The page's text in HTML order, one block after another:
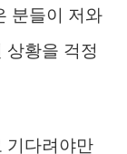
분들이 저와
상황을 걱정
기다려야만